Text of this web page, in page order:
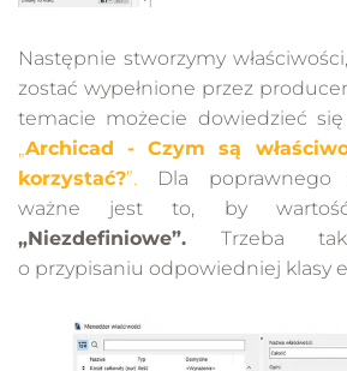
Następnie stworzymy
zostać wypełnione przez
temacie możecie dowiedzieć się
„Archicad - Czym są
korzystać?”. Dla poprawnego
ważne jest to, by
„Niezdefiniowe”. Trzeba
o przypisaniu odpowiedniej klasy